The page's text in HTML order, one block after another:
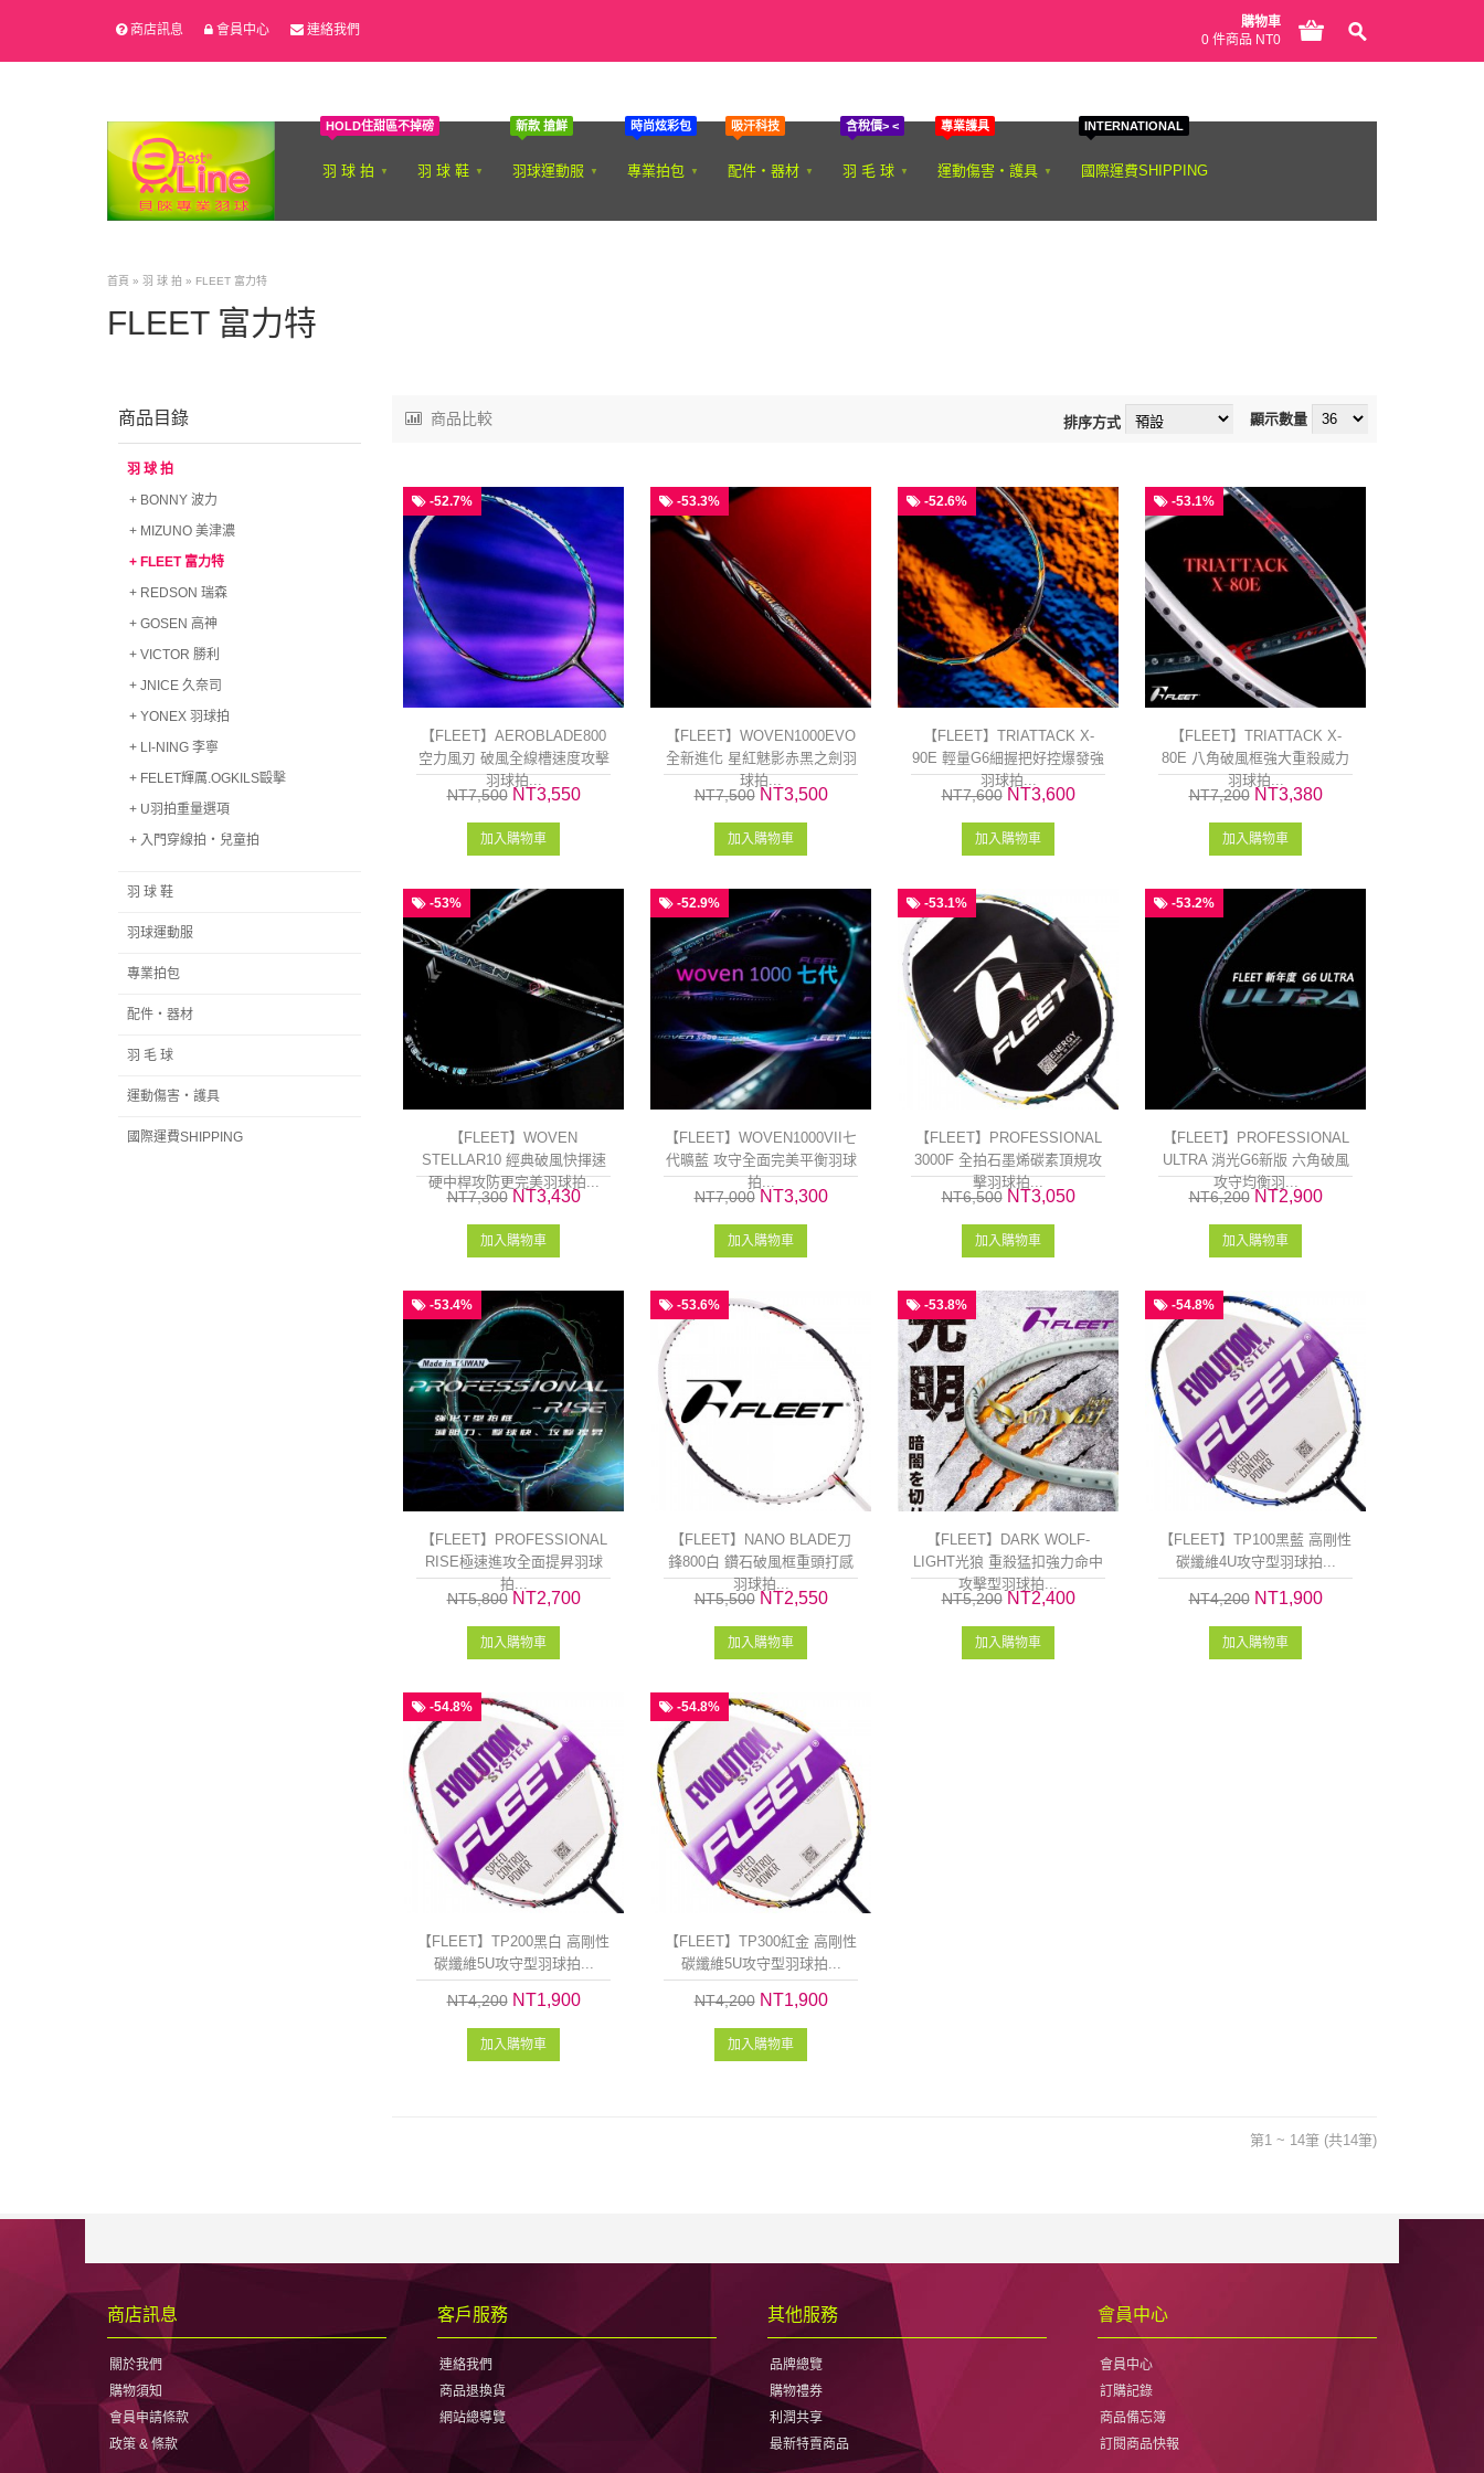
商店訊息 會員中心 連絡我們
購物車
0 件商品 NT0
HOLD住甜區不掉磅
羽 球 拍 羽 球 鞋
新款 搶鮮
羽球運動服
時尚炫彩包
專業拍包
吸汗科技
配件‧器材
含稅價> <
羽 毛 球
專業護具
運動傷害‧護具
INTERNATIONAL
國際運費SHIPPING
首頁 » 羽 球 拍 » FLEET 富力特
FLEET 富力特
商品目錄
羽 球 拍
+ BONNY 波力
+ MIZUNO 美津濃
+ FLEET 富力特
+ REDSON 瑞森
+ GOSEN 高神
+ VICTOR 勝利
+ JNICE 久奈司
+ YONEX 羽球拍
+ LI-NING 李寧
+ FELET輝厲.OGKILS毆擊
+ U羽拍重量選項
+ 入門穿線拍‧兒童拍
羽 球 鞋
羽球運動服
專業拍包
配件‧器材
羽 毛 球
運動傷害‧護具
國際運費SHIPPING
商品比較 顯示數量
排序方式
【FLEET】AEROBLADE800
空力風刃 破風全線槽速度攻擊
羽球拍...
-52.7%
NT7,500 NT3,550
加入購物車
【FLEET】WOVEN1000EVO
全新進化 星紅魅影赤黑之劍羽
球拍...
-53.3%
NT7,500 NT3,500
加入購物車
【FLEET】TRIATTACK X-
90E 輕量G6細握把好控爆發強
羽球拍...
-52.6%
NT7,600 NT3,600
加入購物車
【FLEET】TRIATTACK X-
80E 八角破風框強大重殺威力
羽球拍...
-53.1%
NT7,200 NT3,380
加入購物車
【FLEET】WOVEN
STELLAR10 經典破風快揮速
硬中桿攻防更完美羽球拍...
-53%
NT7,300 NT3,430
加入購物車
【FLEET】WOVEN1000VII七
代曠藍 攻守全面完美平衡羽球
拍...
-52.9%
NT7,000 NT3,300
加入購物車
【FLEET】PROFESSIONAL
3000F 全拍石墨烯碳素頂規攻
擊羽球拍...
-53.1%
NT6,500 NT3,050
加入購物車
【FLEET】PROFESSIONAL
ULTRA 消光G6新版 六角破風
攻守均衡羽...
-53.2%
NT6,200 NT2,900
加入購物車
【FLEET】PROFESSIONAL
RISE極速進攻全面提昇羽球
拍...
-53.4%
NT5,800 NT2,700
加入購物車
【FLEET】NANO BLADE刀
鋒800白 鑽石破風框重頭打感
羽球拍...
-53.6%
NT5,500 NT2,550
加入購物車
【FLEET】DARK WOLF-
LIGHT光狼 重殺猛扣強力命中
攻擊型羽球拍...
-53.8%
NT5,200 NT2,400
加入購物車
【FLEET】TP100黑藍 高剛性
碳纖維4U攻守型羽球拍...
-54.8%
NT4,200 NT1,900
加入購物車
【FLEET】TP200黑白 高剛性
碳纖維5U攻守型羽球拍...
-54.8%
NT4,200 NT1,900
加入購物車
【FLEET】TP300紅金 高剛性
碳纖維5U攻守型羽球拍...
-54.8%
NT4,200 NT1,900
加入購物車
第1 ~ 14筆 (共14筆)
商店訊息
關於我們
購物須知
會員申請條款
政策 & 條款
客戶服務
連絡我們
商品退換貨
網站總導覽
其他服務
品牌總覽
購物禮券
利潤共享
最新特賣商品
會員中心
會員中心
訂購記錄
商品備忘簿
訂閱商品快報